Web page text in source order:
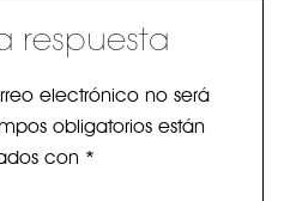
respuesta
electrónico no será
obligatorios están
con *